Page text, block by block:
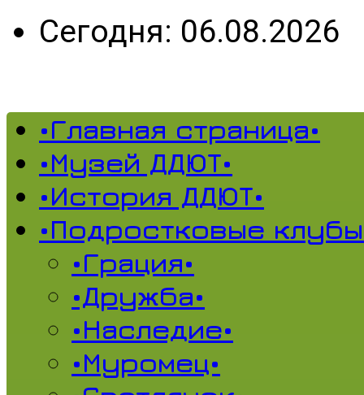
Сегодня: 06.08.2026
•Главная страница•
•Музей ДДЮТ•
•История ДДЮТ•
•Подростковые
•Грация•
•Дружба•
•Наследие•
•Муромец•